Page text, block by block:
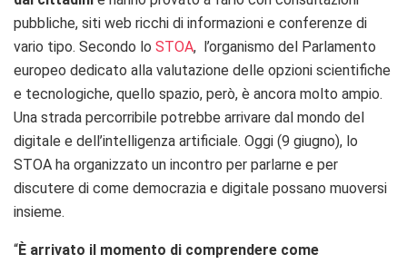
pubbliche, siti web ricchi di informazioni e conferenze di
vario tipo. Secondo lo STOA, l’organismo del Parlamento
europeo dedicato alla valutazione delle opzioni scientifiche
e tecnologiche, quello spazio, però, è ancora molto ampio.
Una strada percorribile potrebbe arrivare dal mondo del
digitale e dell’intelligenza artificiale. Oggi (9 giugno), lo
STOA ha organizzato un incontro per parlarne e per
discutere di come democrazia e digitale possano muoversi
insieme.
“È arrivato il momento di comprendere come